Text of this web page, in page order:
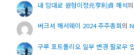
내 맘대로 원형이정元亨利貞 해석의
버크셔 해서웨이 2024 주주총회의
구루 포트폴리오 일부 변경 팔로우 업